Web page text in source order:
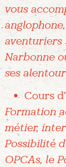
vous
aventuriers
Narbonne
ses
Cours
Formation
métier,
Possibilité
OPCAs, le